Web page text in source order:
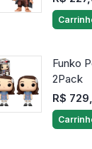
Funko
2Pack
R$